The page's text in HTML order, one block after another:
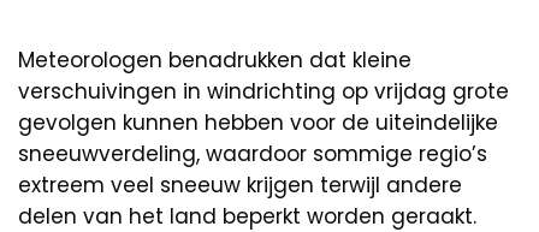
Meteorologen benadrukken dat kleine
verschuivingen in windrichting op vrijdag grote
gevolgen kunnen hebben voor de uiteindelijke
sneeuwverdeling, waardoor sommige regio’s
extreem veel sneeuw krijgen terwijl andere
delen van het land beperkt worden geraakt.